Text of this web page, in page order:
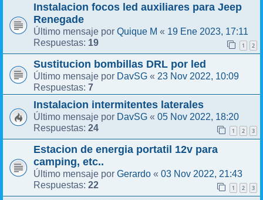
Instalacion focos led auxiliares para Jeep
Renegade
Último mensaje por Quique M « 19 Ene 2023, 17:11
Respuestas: 19 1 2
Sustitucion bombillas DRL por led
Último mensaje por DavSG « 23 Nov 2022, 10:09
Respuestas: 7
Instalacion intermitentes laterales
Último mensaje por DavSG « 05 Nov 2022, 18:20
Respuestas: 24 1 2 3
Estacion de energia portatil 12v para
camping, etc..
Último mensaje por Gerardo « 03 Nov 2022, 21:43
Respuestas: 22 1 2 3